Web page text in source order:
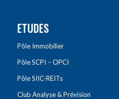
ETUDES
Pôle Immobilier
Pôle SCPI – OPCI
Pôle SIIC-REITs
Club Analyse & Prévision